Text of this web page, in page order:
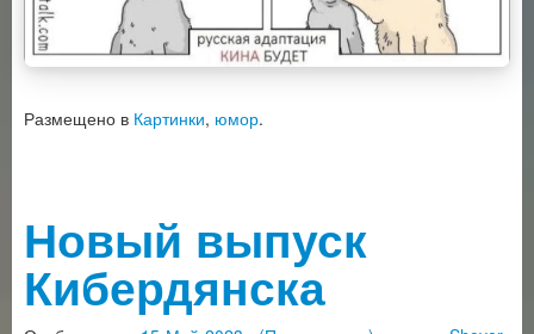
Размещено в Картинки, юмор.
Новый выпуск
Кибердянска